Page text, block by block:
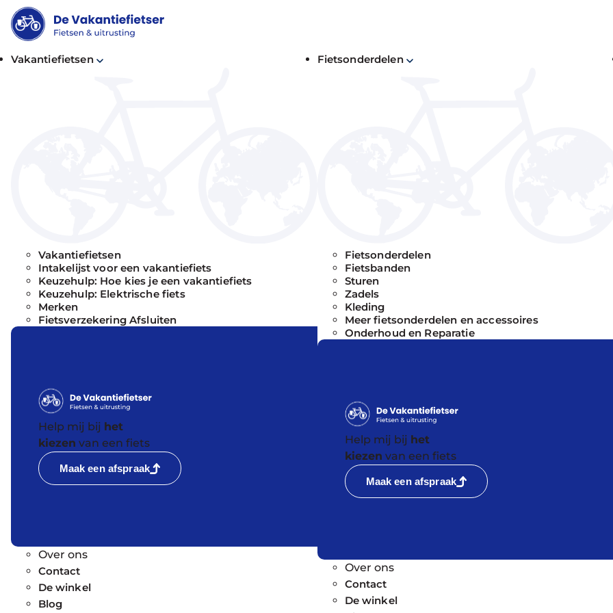
Vakantiefietsen
Vakantiefietsen
Intakelijst voor een vakantiefiets
Keuzehulp: Hoe kies je een vakantiefiets
Keuzehulp: Elektrische fiets
Merken
Fietsverzekering Afsluiten
Help mij bij het
kiezen van een fiets
Maak een afspraak
Over ons
Contact
De winkel
Blog
Fietsonderdelen
Fietsonderdelen
Fietsbanden
Sturen
Zadels
Kleding
Meer fietsonderdelen en accessoires
Onderhoud en Reparatie
Help mij bij het
kiezen van een fiets
Maak een afspraak
Over ons
Contact
De winkel